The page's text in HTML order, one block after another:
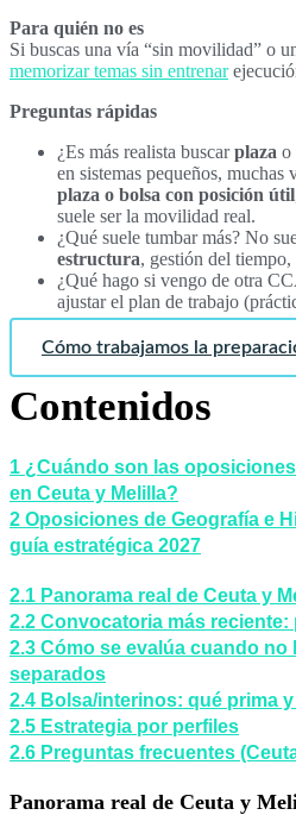
Para quién no es
Si buscas una vía “sin movilidad” o
memorizar temas sin entrenar
Preguntas rápidas
¿Es más realista buscarplaza o
en sistemas pequeños, muchas
plaza o bolsa con posición útil
suele ser la movilidad real.
¿Qué suele tumbar más? No
estructura, gestión del
¿Qué hago si vengo de otra
ajustar el plan de trabajo
Cómo trabajamos la
Contenidos
1 ¿Cuándo son las
en Ceuta y Melilla?
2 Oposiciones de Geografía e
guía estratégica 2027
2.1 Panorama real de Ceuta y
2.2 Convocatoria más
2.3 Cómo se evalúa cuando no
separados
2.4 Bolsa/interinos: qué prima
2.5 Estrategia por perfiles
2.6 Preguntas frecuentes
Panorama real de Ceuta y